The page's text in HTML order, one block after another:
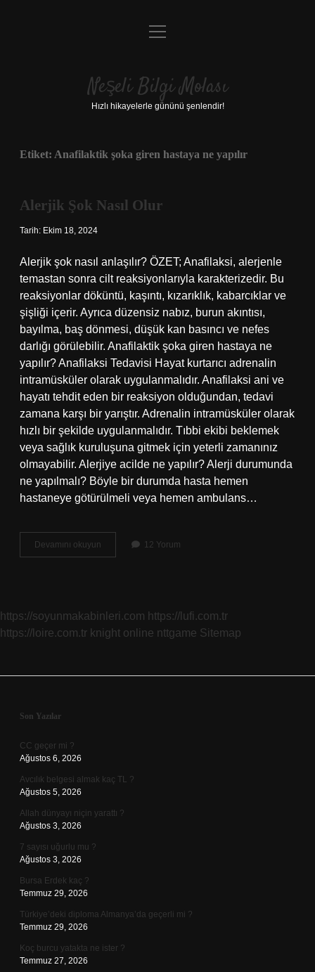
Anasayfa
Yasal Uyarı
menüyü
Neşeli Bilgi Molası
Hızlı hikayelerle gününü şenlendir!
Etiket: Anafilaktik şoka giren hastaya ne yapılır
Alerjik Şok Nasıl Olur
Tarih: Ekim 18, 2024
Alerjik şok nasıl anlaşılır? ÖZET; Anafilaksi, alerjenle
temastan sonra cilt reaksiyonlarıyla karakterizedir. Bu
reaksiyonlar döküntü, kaşıntı, kızarıklık, kabarcıklar ve
şişliği içerir. Ayrıca düzensiz nabız, burun akıntısı,
bayılma, baş dönmesi, düşük kan basıncı ve nefes
darlığı görülebilir. Anafilaktik şoka giren hastaya ne
yapılır? Anafilaksi Tedavisi Hayat kurtarıcı adrenalin
intramüsküler olarak uygulanmalıdır. Anafilaksi ani ve
hayatı tehdit eden bir reaksiyon olduğundan, tedavi
zamana karşı bir yarıştır. Adrenalin intramüsküler olarak
hızlı bir şekilde uygulanmalıdır. Tıbbi ekibi beklemek
veya sağlık kuruluşuna gitmek için yeterli zamanınız
olmayabilir. Alerjiye acilde ne yapılır? Alerji durumunda
ne yapılmalı? Böyle bir durumda hasta hemen
hastaneye götürülmeli veya hemen ambulans…
Devamını okuyun
Şok
12 Yorum
https://soyunmakabinleri.com https://lufi.com.tr
https://loire.com.tr knight online nttgame Sitemap
Sidebar
Son Yazılar
CC geçer mi ?
Ağustos 6, 2026
Avcılık belgesi almak kaç TL ?
Ağustos 5, 2026
Allah dünyayı niçin yarattı ?
Ağustos 3, 2026
7 sayısı uğurlu mu ?
Ağustos 3, 2026
Bursa Erdek kaç ?
Temmuz 29, 2026
Türkiye’deki diploma Almanya’da geçerli mi ?
Temmuz 29, 2026
Koç burcu yatakta ne ister ?
Temmuz 27, 2026